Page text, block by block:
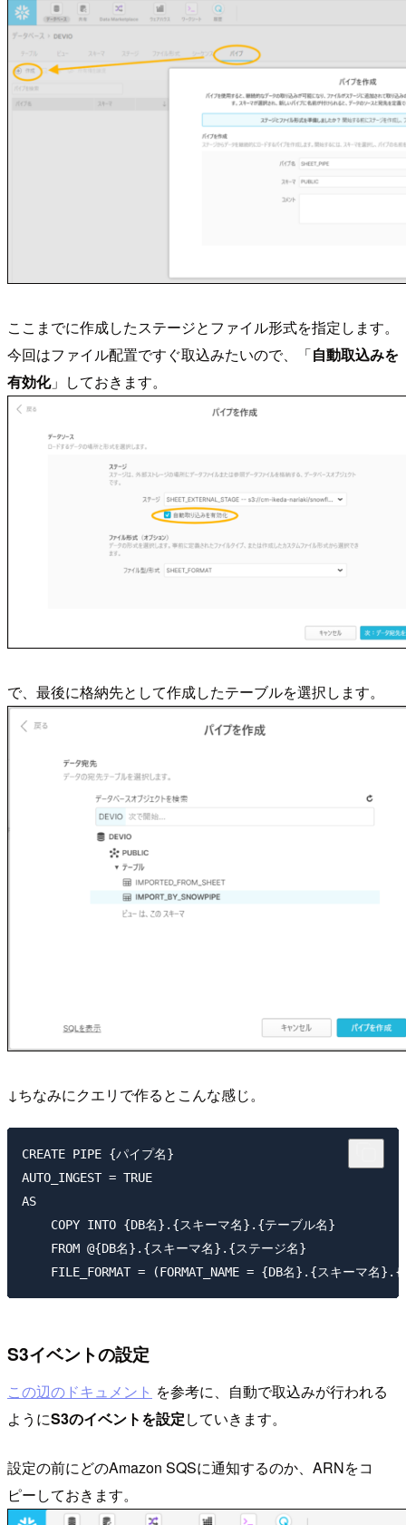
ここまでに作成したステージとファイル形式を指定します。
今回はファイル配置ですぐ取込みたいので、「自動取込みを
有効化」しておきます。
で、最後に格納先として作成したテーブルを選択します。
↓ちなみにクエリで作るとこんな感じ。
CREATE PIPE {パイプ名}
AUTO_INGEST = TRUE
AS
    COPY INTO {DB名}.{スキーマ名}.{テーブル名}
    FROM @{DB名}.{スキーマ名}.{ステージ名}
S3イベントの設定
この辺のドキュメント を参考に、自動で取込みが行われる
ようにS3のイベントを設定していきます。
設定の前にどのAmazon SQSに通知するのか、ARNをコ
ピーしておきます。